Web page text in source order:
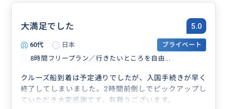
大満足でした 5.0
60代 日本
プライベート
8時間フリープラン／行きたいところを自由...
クルーズ船到着は予定通りでしたが、入国手続きが早く
終了してしまいました。2時間前倒しでピックアップし
ていただき大変感謝です。有難うございます。